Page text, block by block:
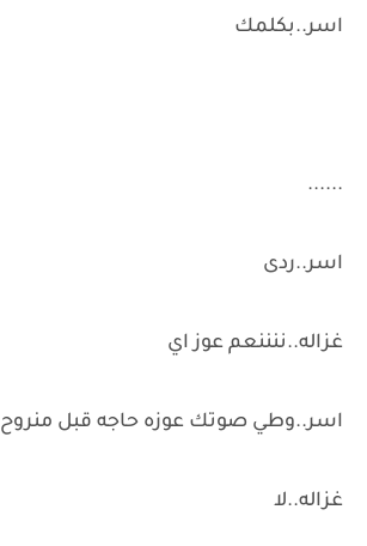
اسر..بكلمك
......
اسر..ردى
غزاله..ننننعم عوز اي
اسر..وطي صوتك عوزه حاجه قبل منروح
غزاله..لا